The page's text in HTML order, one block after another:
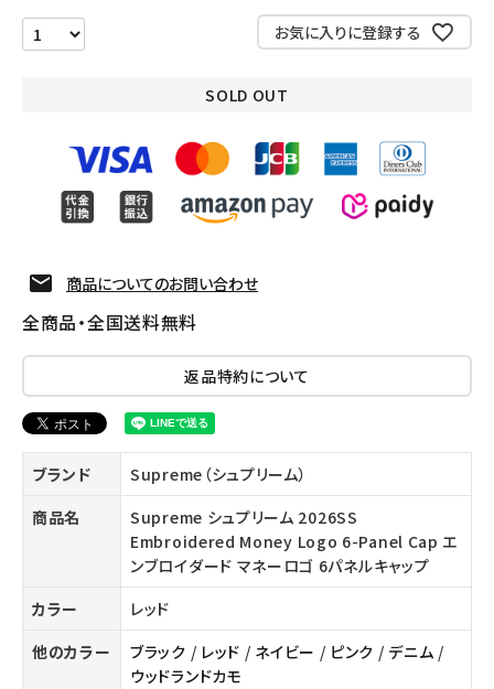
お気に入りに登録する
SOLD OUT
商品についてのお問い合わせ
全商品・全国送料無料
返品特約について
ブランド
Supreme（シュプリーム）
商品名
Supreme シュプリーム 2026SS
Embroidered Money Logo 6-Panel Cap エ
ンブロイダード マネーロゴ 6パネルキャップ
カラー
レッド
他のカラー
ブラック / レッド / ネイビー / ピンク / デニム /
ウッドランドカモ